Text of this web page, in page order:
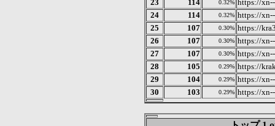
23
114 0.32% https://
24
114 0.32% https://
25
107 0.30% https://
26
107 0.30% https://
27
107 0.30% https://
28
105 0.29% https://
29
104 0.29% https://
30
103 0.29% https://